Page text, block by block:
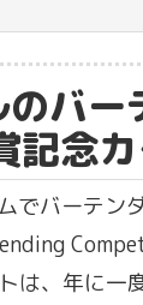
バー
記念
でバーテン
は、年に一